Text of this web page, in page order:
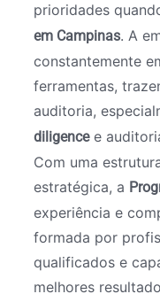
prioridades
em Campinas. A
constantemente
ferramentas,
auditoria,
diligencee
Com uma
estratégica, a
experiência e
formada por
qualificados e
melhores